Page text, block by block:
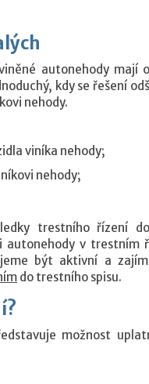
autonehody mají
kdy se řešení
nehody.
viníka nehody;
nehody;
trestního řízení
autonehody v trestním
být aktivní a
do trestního spisu.
možnost